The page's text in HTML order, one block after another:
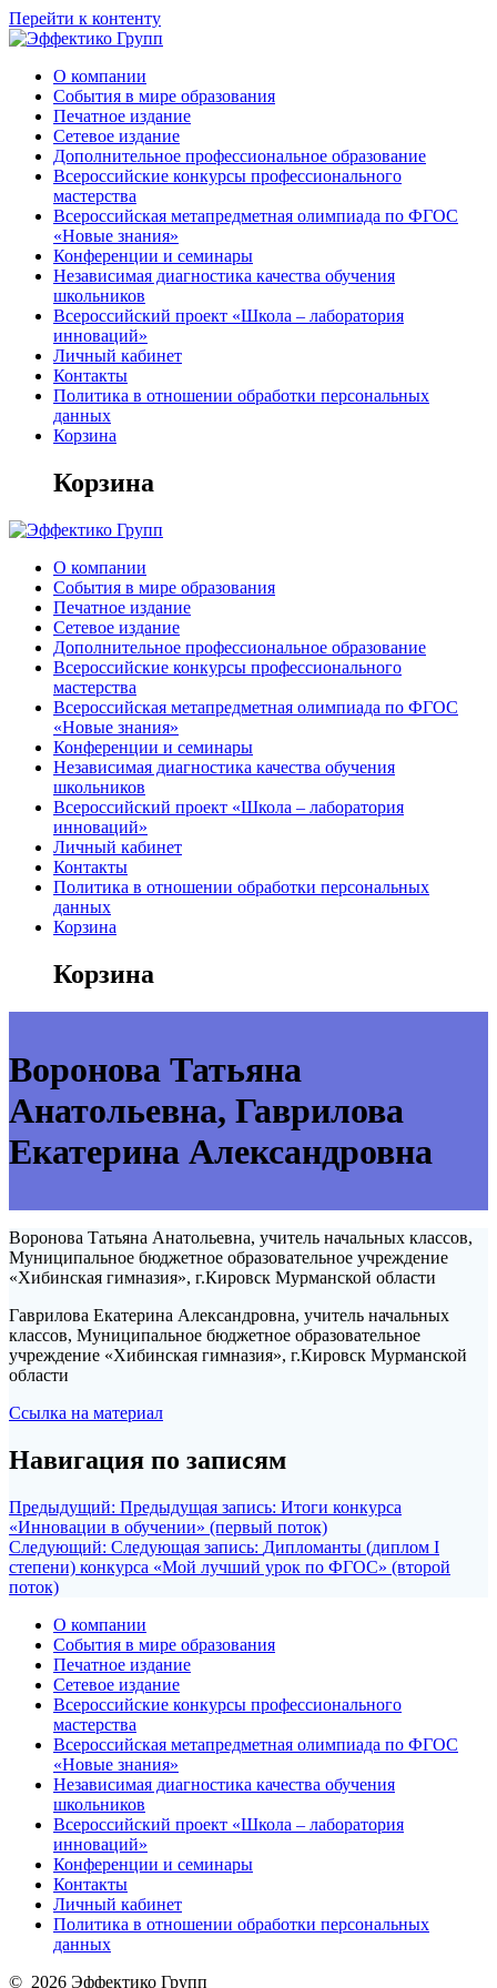
Перейти к контенту
О компании
События в мире образования
Печатное издание
Сетевое издание
Дополнительное профессиональное образование
Всероссийские конкурсы профессионального
мастерства
Всероссийская метапредметная олимпиада по ФГОС
«Новые знания»
Конференции и семинары
Независимая диагностика качества обучения
школьников
Всероссийский проект «Школа – лаборатория
инноваций»
Личный кабинет
Контакты
Политика в отношении обработки персональных
данных
Корзина
Корзина
О компании
События в мире образования
Печатное издание
Сетевое издание
Дополнительное профессиональное образование
Всероссийские конкурсы профессионального
мастерства
Всероссийская метапредметная олимпиада по ФГОС
«Новые знания»
Конференции и семинары
Независимая диагностика качества обучения
школьников
Всероссийский проект «Школа – лаборатория
инноваций»
Личный кабинет
Контакты
Политика в отношении обработки персональных
данных
Корзина
Корзина
Воронова Татьяна
Анатольевна, Гаврилова
Екатерина Александровна
Воронова Татьяна Анатольевна, учитель начальных классов,
Муниципальное бюджетное образовательное учреждение
«Хибинская гимназия», г.Кировск Мурманской области
Гаврилова Екатерина Александровна, учитель начальных
классов, Муниципальное бюджетное образовательное
учреждение «Хибинская гимназия», г.Кировск Мурманской
области
Ссылка на материал
Навигация по записям
Предыдущий: Предыдущая запись: Итоги конкурса
«Инновации в обучении» (первый поток)
Следующий: Следующая запись: Дипломанты (диплом I
степени) конкурса «Мой лучший урок по ФГОС» (второй
поток)
О компании
События в мире образования
Печатное издание
Сетевое издание
Всероссийские конкурсы профессионального
мастерства
Всероссийская метапредметная олимпиада по ФГОС
«Новые знания»
Независимая диагностика качества обучения
школьников
Всероссийский проект «Школа – лаборатория
инноваций»
Конференции и семинары
Контакты
Личный кабинет
Политика в отношении обработки персональных
данных
© 2026 Эффектико Групп